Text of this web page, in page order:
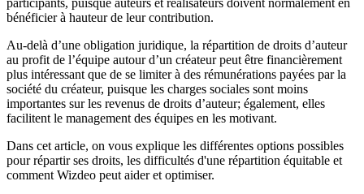
bénéficier à hauteur de leur contribution.
Au-delà d’une obligation juridique, la répartition de droits d’auteur
au profit de l’équipe autour d’un créateur peut être financièrement
plus intéressant que de se limiter à des rémunérations payées par la
société du créateur, puisque les charges sociales sont moins
importantes sur les revenus de droits d’auteur; également, elles
facilitent le management des équipes en les motivant.
Dans cet article, on vous explique les différentes options possibles
pour répartir ses droits, les difficultés d'une répartition équitable et
comment Wizdeo peut aider et optimiser.